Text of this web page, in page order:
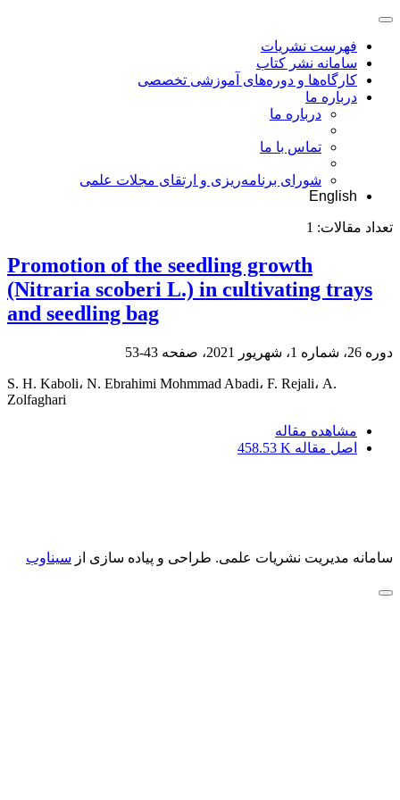
فهرست نشریات
سامانه نشر کتاب
کارگاه‌ها و دوره‌های آموزشی تخصصی
درباره ما
درباره ما
تماس با ما
شورای برنامه‌ریزی و ارتقای مجلات علمی
English
تعداد مقالات: 1
Promotion of the seedling growth
(Nitraria scoberi L.) in cultivating trays
and seedling bag
دوره 26، شماره 1، شهریور 2021، صفحه 43-53
S. H. Kaboli، N. Ebrahimi Mohmmad Abadi، F. Rejali، A.
Zolfaghari
مشاهده مقاله
اصل مقاله 458.53 K
سامانه مدیریت نشریات علمی. طراحی و پیاده سازی از سیناوب